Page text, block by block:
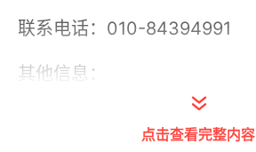
联系电话：010-84394991
其他信息：
点击查看完整内容